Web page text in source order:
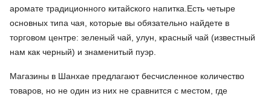
аромате традиционного китайского напитка.Есть четыре
основных типа чая, которые вы обязательно найдете в
торговом центре: зеленый чай, улун, красный чай (известный
нам как черный) и знаменитый пуэр.
Магазины в Шанхае предлагают бесчисленное количество
товаров, но не один из них не сравнится с местом, где